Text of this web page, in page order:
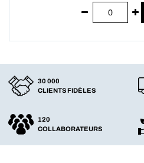
30 000
CLIENTS FIDÈLES
120
COLLABORATEURS